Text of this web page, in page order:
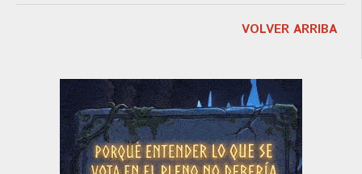
VOLVER ARRIBA